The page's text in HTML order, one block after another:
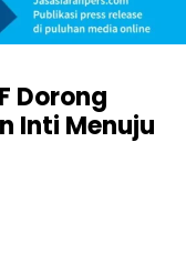
Dorong
Inti Menuju